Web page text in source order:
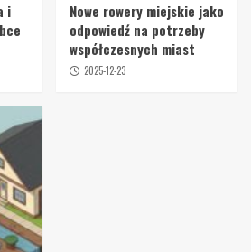
i
Nowe rowery miejskie jako
odpowiedź na potrzeby
współczesnych miast
2025-12-23